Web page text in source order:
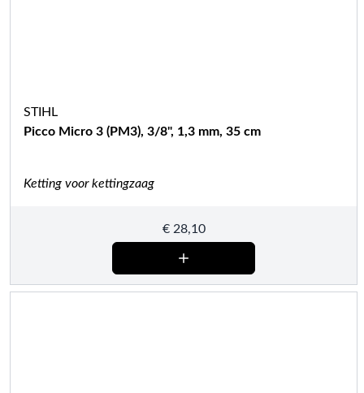
STIHL
Picco Micro 3 (PM3), 3/8", 1,3 mm, 35 cm
Ketting voor kettingzaag
€28,10